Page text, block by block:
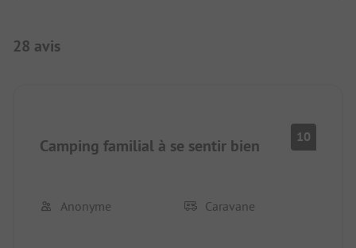
28 avis
Camping familial à se sentir bien 10
Anonyme Caravane